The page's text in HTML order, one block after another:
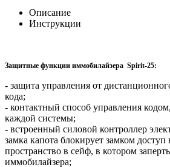
Описание
Инструкции
Защитные функции иммобилайзера Spirit-25:
- защита управления от
кода;
- контактный способ управления
каждой системы;
- встроенный силовой контроллер
замка капота блокирует замком доступ
пространство в сейф, в котором
иммобилайзера;